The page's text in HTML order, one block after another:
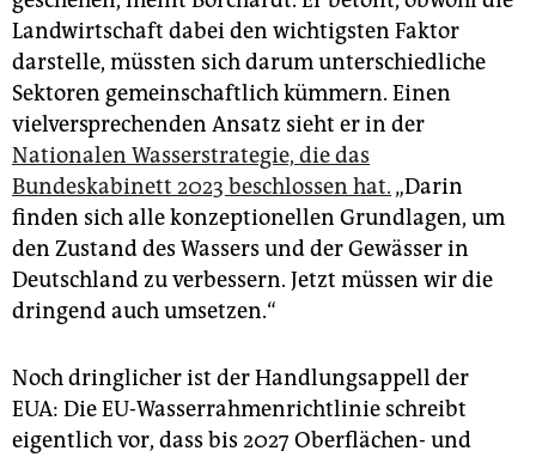
Landwirtschaft dabei den wichtigsten Faktor
darstelle, müssten sich darum unterschiedliche
Sektoren gemeinschaftlich kümmern. Einen
vielversprechenden Ansatz sieht er in der
Nationalen Wasserstrategie, die das
Bundeskabinett 2023 beschlossen hat. „Darin
finden sich alle konzeptionellen Grundlagen, um
den Zustand des Wassers und der Gewässer in
Deutschland zu verbessern. Jetzt müssen wir die
dringend auch umsetzen.“
Noch dringlicher ist der Handlungsappell der
EUA: Die EU-Wasserrahmenrichtlinie schreibt
eigentlich vor, dass bis 2027 Oberflächen- und